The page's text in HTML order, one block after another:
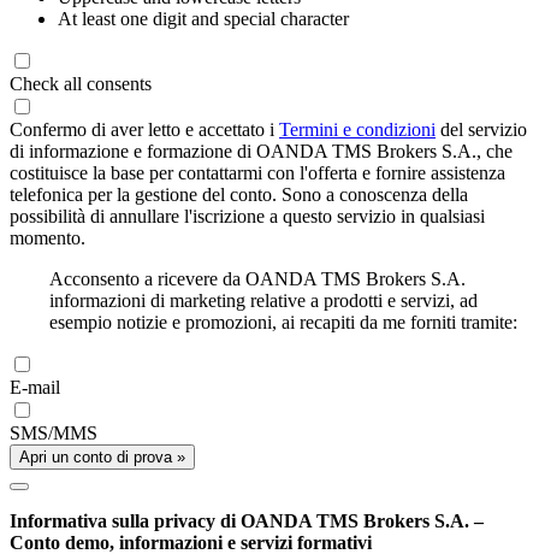
At least one digit and special character
Check all consents
Confermo di aver letto e accettato i Termini e condizioni del servizio
di informazione e formazione di OANDA TMS Brokers S.A., che
costituisce la base per contattarmi con l'offerta e fornire assistenza
telefonica per la gestione del conto. Sono a conoscenza della
possibilità di annullare l'iscrizione a questo servizio in qualsiasi
momento.
Acconsento a ricevere da OANDA TMS Brokers S.A.
informazioni di marketing relative a prodotti e servizi, ad
esempio notizie e promozioni, ai recapiti da me forniti tramite:
E-mail
SMS/MMS
Apri un conto di prova »
Informativa sulla privacy di OANDA TMS Brokers S.A. –
Conto demo, informazioni e servizi formativi